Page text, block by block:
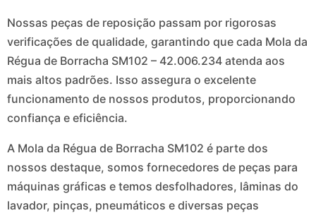
Nossas peças de reposição passam por rigorosas
verificações de qualidade, garantindo que cada Mola da
Régua de Borracha SM102 – 42.006.234 atenda aos
mais altos padrões. Isso assegura o excelente
funcionamento de nossos produtos, proporcionando
confiança e eficiência.
A Mola da Régua de Borracha SM102 é parte dos
nossos destaque, somos fornecedores de peças para
máquinas gráficas e temos desfolhadores, lâminas do
lavador, pinças, pneumáticos e diversas peças